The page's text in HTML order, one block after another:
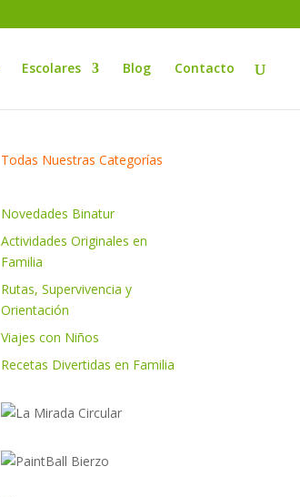
Escolares Blog Contacto
Todas Nuestras Categorías
Novedades Binatur
Actividades Originales en
Familia
Rutas, Supervivencia y
Orientación
Viajes con Niños
Recetas Divertidas en Familia